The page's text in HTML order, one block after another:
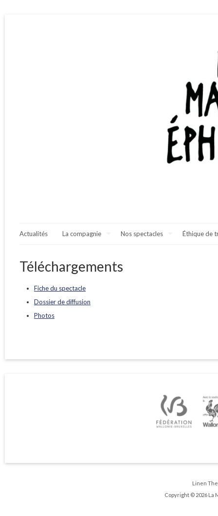
Actualités La compagnie Nos spectacles Éthique de
Téléchargements
Fiche du spectacle
Dossier de diffusion
Photos
Linen
Copyright © 2026 La